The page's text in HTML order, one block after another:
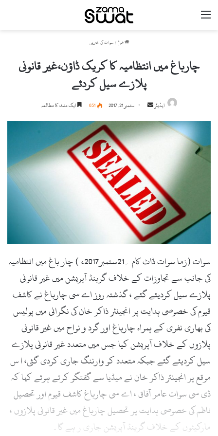
ھوم / سوات کی خبریں
چارباغ میں انتظامیہ کا کریک ڈاؤن،غیر قانونی
پلازے سیل کردئے
ایڈیٹر
n
d
n
e
m
a
i
l
ستمبر 21, 2017 651 ایک منٹ کا مطالعہ
سوات (زما سوات ڈاٹ کام ۔21ستمبر2017ء ) چار باغ میں انتظامیہ
کی جانب سے تجاوزات کے خلاف گرینڈ آپریشن میں غیر قانونی
پلازے سیل کردیئے گئے ، گذشتہ روز اے سی چارباغ نے کاشف
قیوم کی خصوصی ہدایت پر انجینئر ذاکر خان کی نگرانی میں پولیس
کی بھاری نفری کے ہمراہ چارباغ اور گرد و نواح میں غیر قانونی
پلازوں کے خلاف آپریشن کیا جس میں متعدد غیر قانونی پلازے
سیل کردیئے گئے جبکہ متعدد کو وارننگ جاری کردی گئی، ا س
موقع پر انجینئر ذاکر خان نے میڈیا سے گفتگو کرتے ہوئے کہا کہ
ڈی سی سوات عامر آفاق ، اے سی چارباغ کاشف قیوم اور تحصیل
ناظم کی خصوصی ہدایت پر تحصیل چارباغ میں غیر قانونی پلازوں ،
مارکیٹوں کے خلاف گرینڈ آپریشن جاری ر ہے گا۔